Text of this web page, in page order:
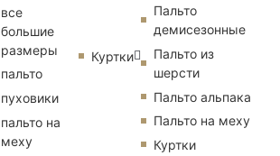
все
большие
размеры
пальто
пуховики
пальто на
меху
Куртки
Пальто
демисезонные
Пальто из
шерсти
Пальто альпака
Пальто на меху
Куртки